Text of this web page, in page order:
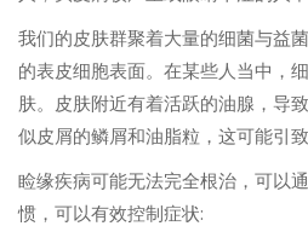
我们的皮肤群聚着大量的细菌与益
的表皮细胞表面。在某些人当中，
肤。皮肤附近有着活跃的油腺，导
似皮屑的鳞屑和油脂粒，这可能引
睑缘疾病可能无法完全根治，可以
惯，可以有效控制症状: